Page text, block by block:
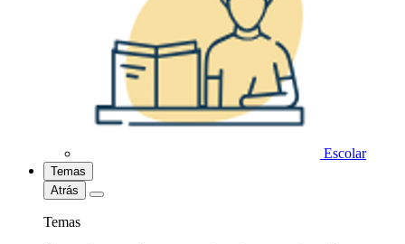
Escolar
Temas
Atrás
Temas